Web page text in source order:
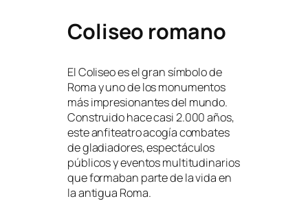
Coliseo romano
El Coliseo es el gran símbolo de
Roma y uno de los monumentos
más impresionantes del mundo.
Construido hace casi 2.000 años,
este anfiteatro acogía combates
de gladiadores, espectáculos
públicos y eventos multitudinarios
que formaban parte de la vida en
la antigua Roma.